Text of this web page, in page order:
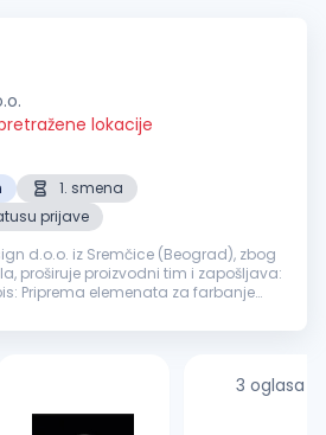
lokacije
1. smena
prijave
d.o.o. iz Sremčice (Beograd), zbog
proširuje proizvodni tim i zapošljava:
3 oglasa